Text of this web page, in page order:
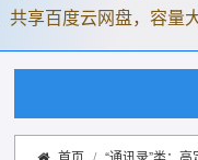
共享百度云网盘，容量
首页 “通讯录”类：